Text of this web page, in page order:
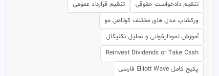
تنظیم دادخواست حقوقی
تنظیم قرارداد عمومی
ورکشاپ مدل های مختلف کوتاهی مو
آموزش نمودارخوانی و تحلیل تکنیکال
Reinvest Dividends or Take Cash
پکیج کامل Elliott Wave فارسی